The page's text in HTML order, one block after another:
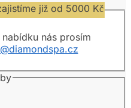
již od 5000 Kč
nás prosím